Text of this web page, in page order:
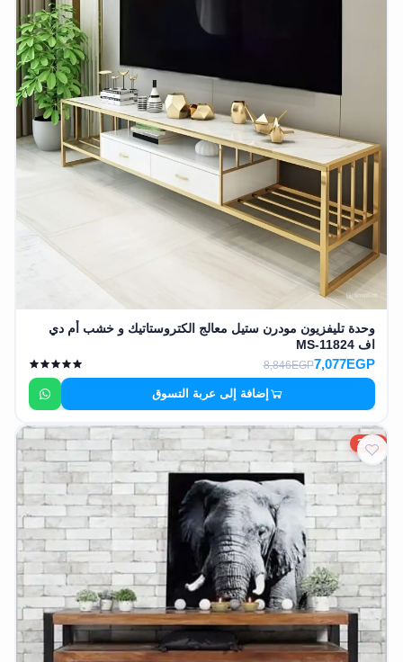
مرورية
خزانات
مياه
أثاث
الحيوانات
أدوات
نظافة
EN
تسجيل
الدخول
اشترك
الآن
وحدة تليفزيون مودرن ستيل معالج الكتروستاتيك و خشب أم دي
اف MS-11824
7,077EGP
8,846EGP
إضافة إلى عربة التسوق
20%